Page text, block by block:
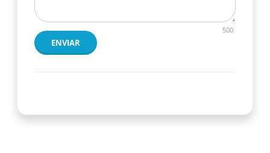
500
ENVIAR